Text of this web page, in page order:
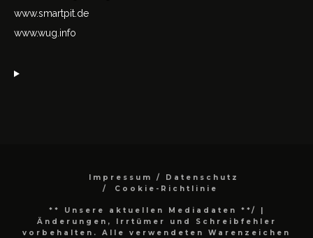
www.smartpit.de
www.wug.info
Impressum / Datenschutz
Cookie-Richtlinie
** Unsere aktuellen Mediadaten **/
|
Änderungen, Irrtümer und Schreibfehler
vorbehalten. Alle verwendeten Warenzeichen